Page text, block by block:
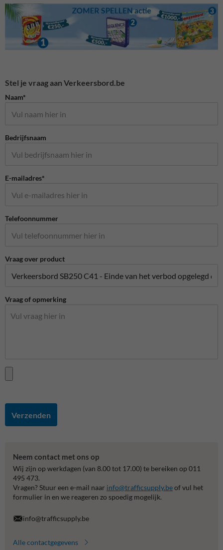
Stel je vraag aan Verkeersbord.be
Naam*
Bedrijfsnaam
E-mailadres*
Telefoonnummer
Vraag over product
Vraag of opmerking
Verzenden
Neem contact met ons op
Wij zijn op werkdagen (van 8.00 tot 17.00) te bereiken op 011
495 473.
Vragen? Stuur een e-mail naar info@trafficsupply.beof vul het
formulier in en we reageren zo spoedig mogelijk.
info@trafficsupply.be
Alle contactgegevens